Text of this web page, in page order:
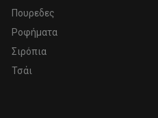
Πουρεδες
Ροφήματα
Σιρόπια
Τσάι